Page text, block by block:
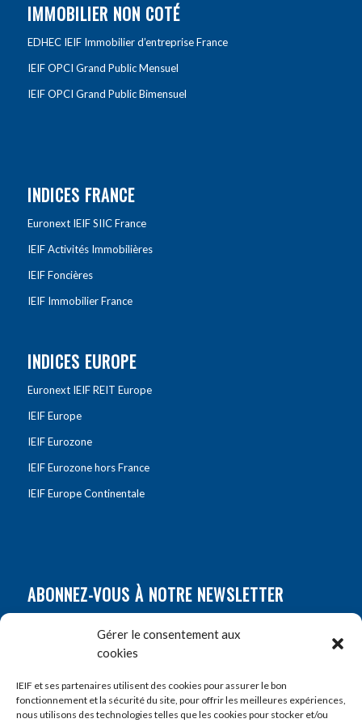
Gérer le consentement aux
cookies
IEIF et ses partenaires utilisent des cookies pour assurer le bon
fonctionnement et la sécurité du site, pour offrir les meilleures expériences,
nous utilisons des technologies telles que les cookies pour stocker et/ou
IMMOBILIER NON COTÉ
EDHEC IEIF Immobilier d’entreprise France
IEIF OPCI Grand Public Mensuel
IEIF OPCI Grand Public Bimensuel
INDICES FRANCE
Euronext IEIF SIIC France
IEIF Activités Immobilières
IEIF Foncières
IEIF Immobilier France
INDICES EUROPE
Euronext IEIF REIT Europe
IEIF Europe
IEIF Eurozone
IEIF Eurozone hors France
IEIF Europe Continentale
ABONNEZ-VOUS À NOTRE NEWSLETTER
Prénom*